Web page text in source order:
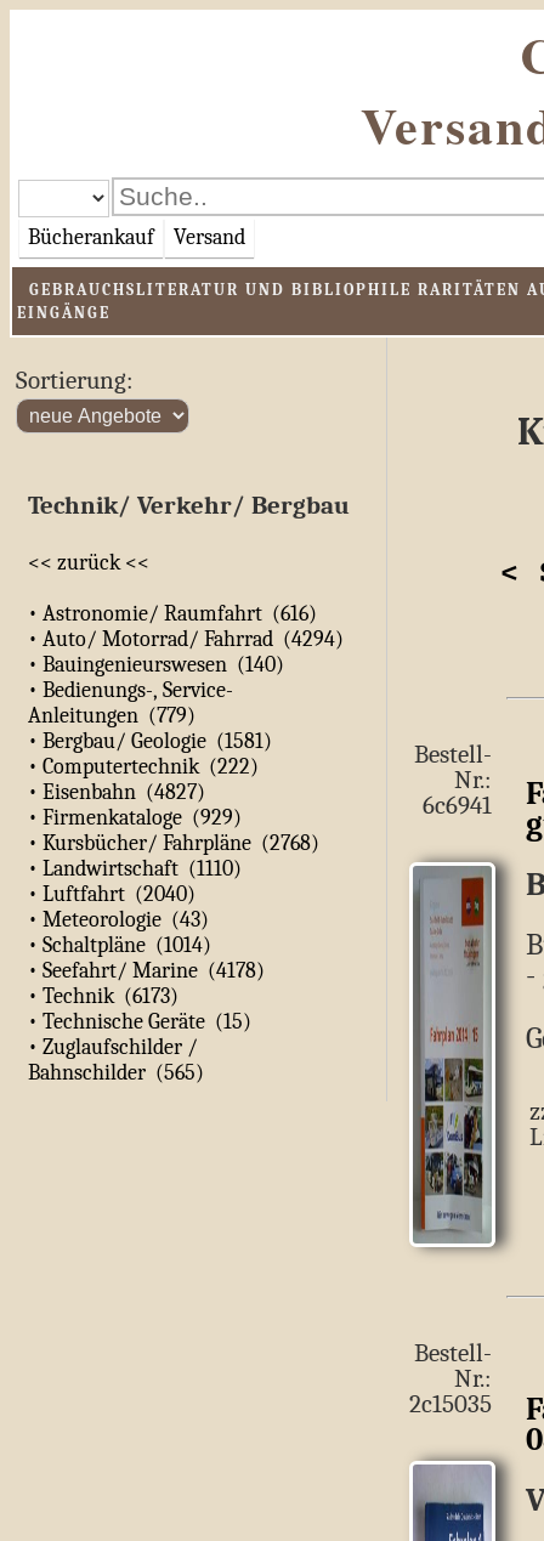
Bücherankauf Versand
GEBRAUCHSLITERATUR UND BIBLIOPHILE RARITÄTEN
EINGÄNGE
Sortierung:
Technik/ Verkehr/ Bergbau
<< zurück <<
• Astronomie/ Raumfahrt (616)
• Auto/ Motorrad/ Fahrrad (4294)
• Bauingenieurswesen (140)
• Bedienungs-, Service-
Anleitungen (779)
• Bergbau/ Geologie (1581)
• Computertechnik (222)
• Eisenbahn (4827)
• Firmenkataloge (929)
• Kursbücher/ Fahrpläne (2768)
• Landwirtschaft (1110)
• Luftfahrt (2040)
• Meteorologie (43)
• Schaltpläne (1014)
• Seefahrt/ Marine (4178)
• Technik (6173)
• Technische Geräte (15)
• Zuglaufschilder /
Bahnschilder (565)
<
Bestell-
Nr.:
6c6941
-
Bestell-
Nr.:
2c15035